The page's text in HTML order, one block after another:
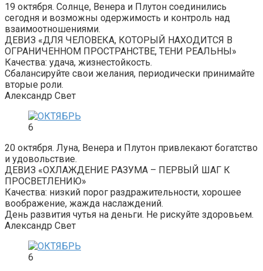
19 октября. Солнце, Венера и Плутон соединились
сегодня и возможны одержимость и контроль над
взаимоотношениями.
ДЕВИЗ «ДЛЯ ЧЕЛОВЕКА, КОТОРЫЙ НАХОДИТСЯ В
ОГРАНИЧЕННОМ ПРОСТРАНСТВЕ, ТЕНИ РЕАЛЬНЫ»
Качества: удача, жизнестойкость.
Сбалансируйте свои желания, периодически принимайте
вторые роли.
Александр Свет
6
20 октября. Луна, Венера и Плутон привлекают богатство
и удовольствие.
ДЕВИЗ «ОХЛАЖДЕНИЕ РАЗУМА – ПЕРВЫЙ ШАГ К
ПРОСВЕТЛЕНИЮ»
Качества: низкий порог раздражительности, хорошее
воображение, жажда наслаждений.
День развития чутья на деньги. Не рискуйте здоровьем.
Александр Свет
6